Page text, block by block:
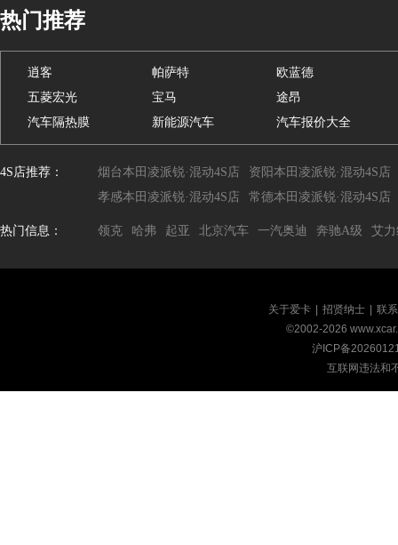
热门推荐
逍客 帕萨特
欧蓝德
五菱宏光
宝马
途昂
汽车隔热膜
新能源汽车 汽车报价大全
4S店推荐： 烟台本田凌派锐·混动4S店
资阳本田凌派锐·混动4S店
孝感本田凌派锐·混动4S店
常德本田凌派锐·混动4S店
热门信息： 领克 哈弗 起亚 北京汽车 一汽奥迪 奔驰A级 艾
关于爱卡 招贤纳士
联
©2002-2026
沪ICP备
互联网违法和